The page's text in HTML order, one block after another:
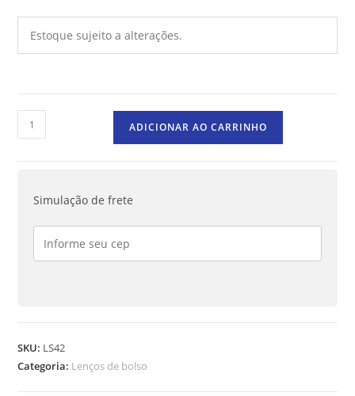
Estoque sujeito a alterações.
ADICIONAR AO CARRINHO
Simulação de frete
SKU: LS42
Categoria: Lenços de bolso